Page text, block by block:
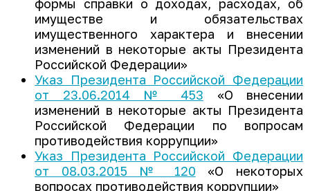
формы справки о доходах, расходах, об
имуществе и обязательствах
имущественного характера и внесении
изменений в некоторые акты Президента
Российской Федерации»
Указ Президента Российской Федерации
от 23.06.2014 № 453 «О внесении
изменений в некоторые акты Президента
Российской Федерации по вопросам
противодействия коррупции»
Указ Президента Российской Федерации
от 08.03.2015 № 120 «О некоторых
вопросах противодействия коррупции»